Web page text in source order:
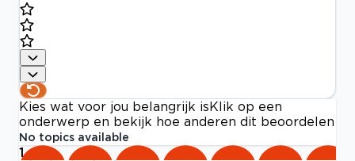
Kies wat voor jou belangrijk is Klik op een
onderwerp en bekijk hoe anderen dit beoordelen
No topics available
1